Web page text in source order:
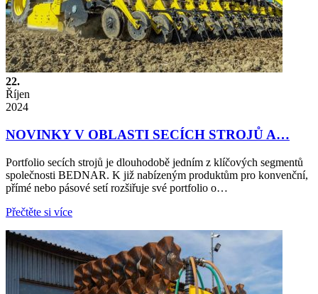
22.
Říjen
2024
NOVINKY V OBLASTI SECÍCH STROJŮ A…
Portfolio secích strojů je dlouhodobě jedním z klíčových segmentů
společnosti BEDNAR. K již nabízeným produktům pro konvenční,
přímé nebo pásové setí rozšiřuje své portfolio o…
Přečtěte si více